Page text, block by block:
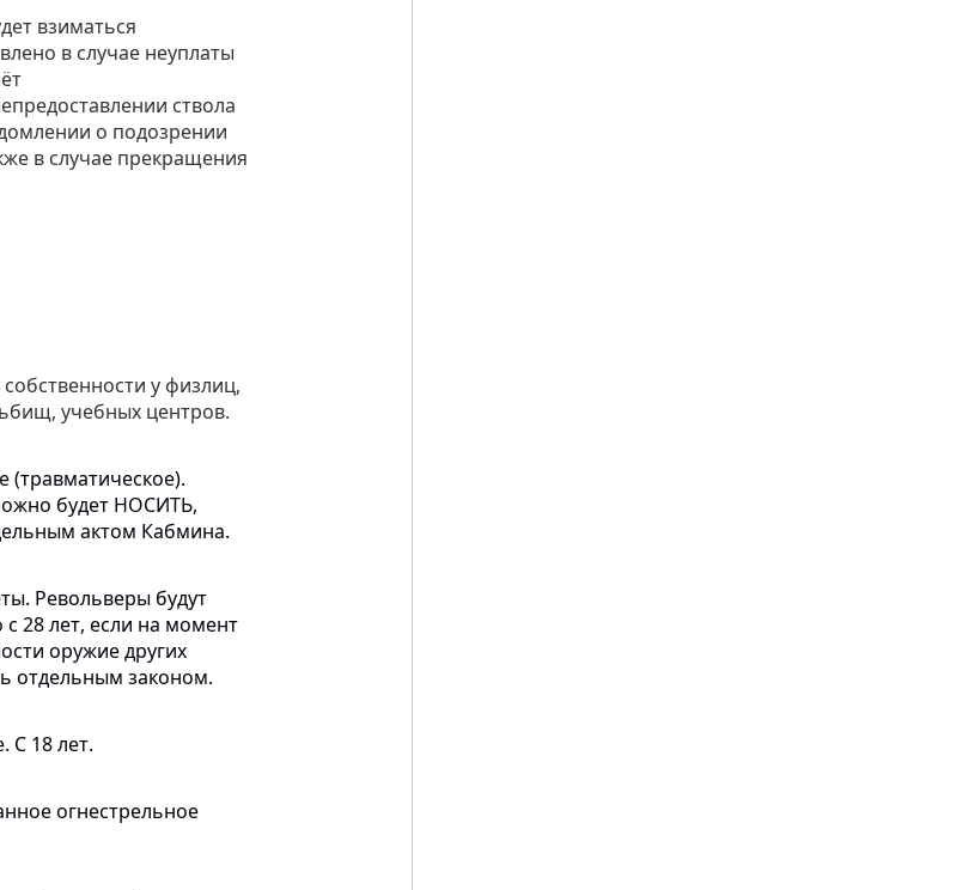
взиматься
в случае неуплаты
ствола
о подозрении
в случае прекращения
у физлиц,
учебных центров.
(травматическое).
будет НОСИТЬ,
актом Кабмина.
. Револьверы будут
с 28 лет, если на момент
оружиедругих
отдельным законом.
. С 18 лет.
огнестрельное